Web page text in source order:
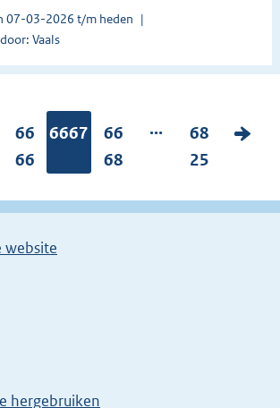
07-03-2026 t/m heden
Vaals
P
a
i
n
66
66
Pagina:
6667
P
a
i
66
68
...
P
a
i
68
25
V
g
website
hergebruiken